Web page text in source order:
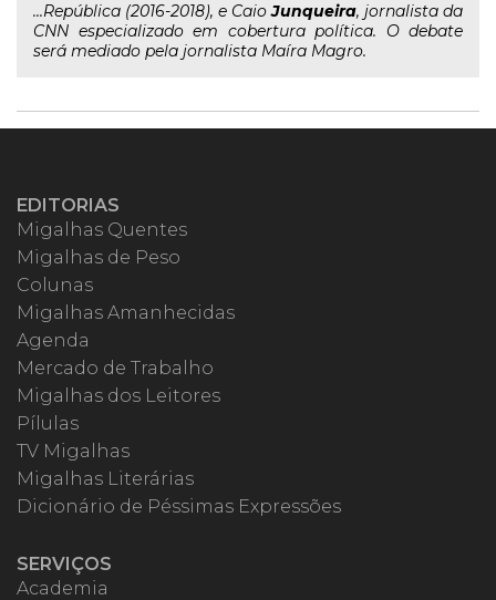
...República (2016-2018), e CaioJunqueira, jornalista da
CNN especializado em cobertura política. O debate
será mediado pela jornalista Maíra Magro.
EDITORIAS
Migalhas Quentes
Migalhas de Peso
Colunas
Migalhas Amanhecidas
Agenda
Mercado de Trabalho
Migalhas dos Leitores
Pílulas
TV Migalhas
Migalhas Literárias
Dicionário de Péssimas Expressões
SERVIÇOS
Academia